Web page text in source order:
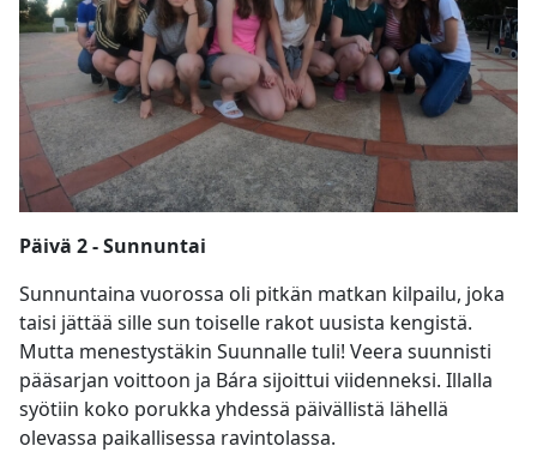
Päivä 2 - Sunnuntai
Sunnuntaina vuorossa oli pitkän matkan kilpailu, joka
taisi jättää sille sun toiselle rakot uusista kengistä.
Mutta menestystäkin Suunnalle tuli! Veera suunnisti
pääsarjan voittoon ja Bára sijoittui viidenneksi. Illalla
syötiin koko porukka yhdessä päivällistä lähellä
olevassa paikallisessa ravintolassa.